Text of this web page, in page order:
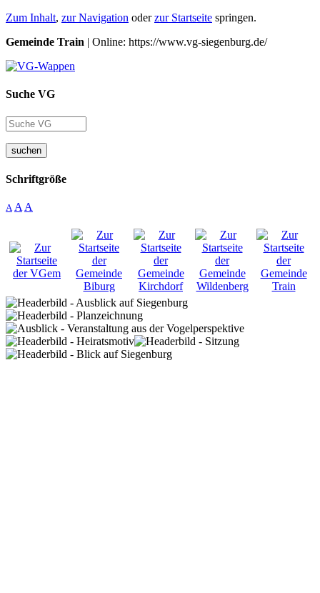
Zum Inhalt, zur Navigation oderzur Startseite springen.
Gemeinde Train | Online: https://www.vg-siegenburg.de/
Suche VG
suchen
Schriftgröße
A A A